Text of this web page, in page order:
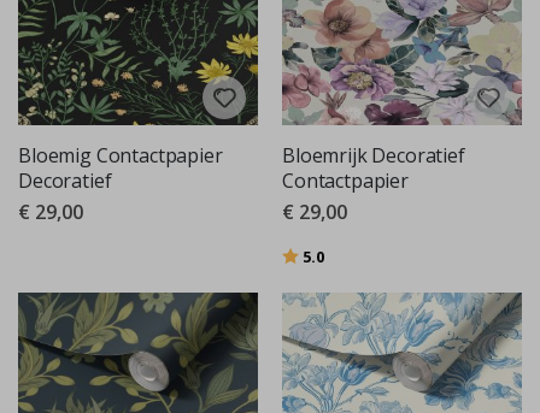
Bloemig Contactpapier
Decoratief
€ 29,00
Bloemrijk Decoratief
Contactpapier
€ 29,00
Beoordeling:
5.0